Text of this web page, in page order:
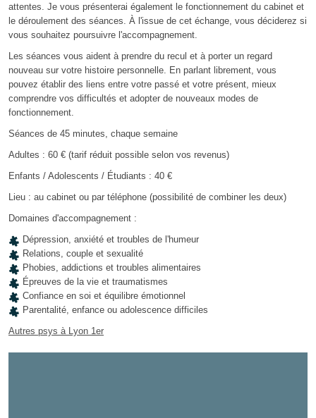
attentes. Je vous présenterai également le fonctionnement du cabinet et
le déroulement des séances. À l'issue de cet échange, vous déciderez si
vous souhaitez poursuivre l'accompagnement.
Les séances vous aident à prendre du recul et à porter un regard
nouveau sur votre histoire personnelle. En parlant librement, vous
pouvez établir des liens entre votre passé et votre présent, mieux
comprendre vos difficultés et adopter de nouveaux modes de
fonctionnement.
Séances de 45 minutes, chaque semaine
Adultes : 60 € (tarif réduit possible selon vos revenus)
Enfants / Adolescents / Étudiants : 40 €
Lieu : au cabinet ou par téléphone (possibilité de combiner les deux)
Domaines d'accompagnement :
Dépression, anxiété et troubles de l'humeur
Relations, couple et sexualité
Phobies, addictions et troubles alimentaires
Épreuves de la vie et traumatismes
Confiance en soi et équilibre émotionnel
Parentalité, enfance ou adolescence difficiles
Autres psys à Lyon 1er